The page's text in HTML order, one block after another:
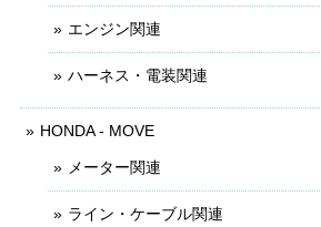
エンジン関連
ハーネス・電装関連
HONDA - MOVE
メーター関連
ライン・ケーブル関連